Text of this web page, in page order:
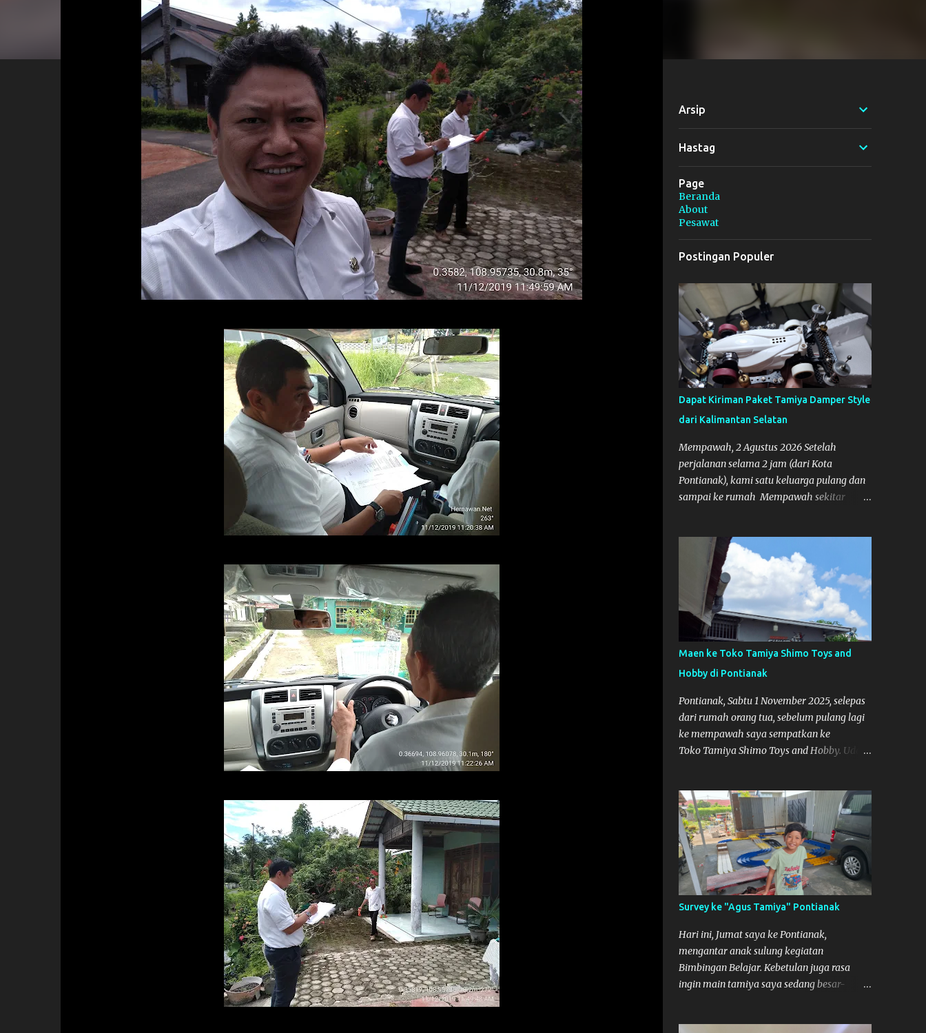
Arsip
Hastag
Page
Beranda
About
Pesawat
Postingan Populer
Dapat Kiriman Paket Tamiya Damper Style
dari Kalimantan Selatan
Mempawah, 2 Agustus 2026 Setelah
perjalanan selama 2 jam (dari Kota
Pontianak), kami satu keluarga pulang dan
sampai ke rumah Mempawah sekitar
Kalimantan Selatan. Tamiya IDC
Maen ke Toko Tamiya Shimo Toys and
Hobby di Pontianak
Pontianak, Sabtu 1 November 2025, selepas
dari rumah orang tua, sebelum pulang lagi
ke mempawah saya sempatkan ke
Toko Tamiya Shimo Toys and Hobby. Udah
pengen tahu tempatnya. Datang dari
Mempawah kesini jam 12 lewat kalau ndak
salah., tokonya belum buka. kata ibu2
pemilik, bukanya di jam 1. Saya pulang dulu
ke rumah ortu di Sepakat, untuk istirahat.
So malamnya sebelum pulang ke
Mempawah saya sempatkan lagi kesini.
Saya belanja beberapa part disini. Untuk
Lokasi Tempat:
Survey ke "Agus Tamiya" Pontianak
Hari ini, Jumat saya ke Pontianak,
mengantar anak sulung kegiatan
Bimbingan Belajar. Kebetulan juga rasa
ingin main tamiya saya sedang besar-